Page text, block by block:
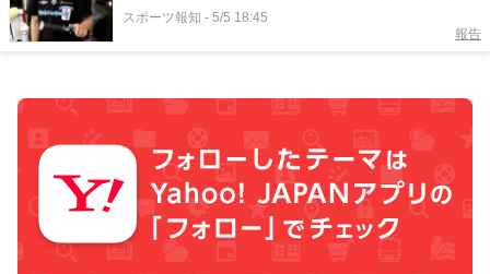
手になって初めて。人気も全然なかった（苦
笑）。本当に情けないですよ～」～Ｇ１浜松
スポーツ報知 - 5/5 18:45
報告